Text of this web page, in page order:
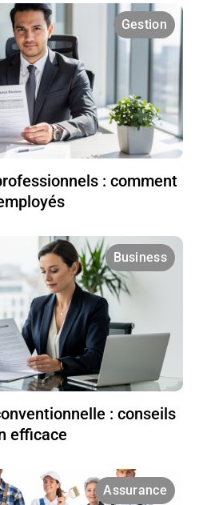
Gestion
: comment
Business
: conseils
efficace
Assurance